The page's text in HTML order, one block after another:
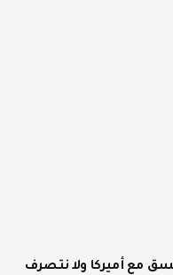
مع أميركا ولا نتصرف